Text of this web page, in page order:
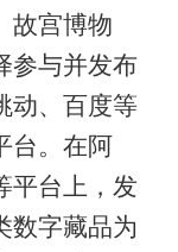
故宫博物
参与并发布
动、百度等
台。在阿
平台上，发
数字藏品为